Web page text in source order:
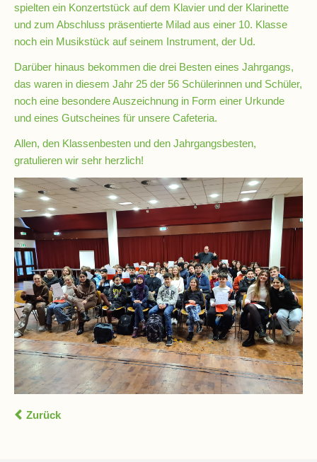
Schülervertretung
(SV)
Förderverein
Schulchronik
Konzepte
Lehrer-
Raum-
Prinzip
Berufswahlvorbereitung
Hausaufgabenbetreuung
Digitalisierung
spielten ein Konzertstück auf dem Klavier und der Klarinette
und zum Abschluss präsentierte Milad aus einer 10. Klasse
noch ein Musikstück auf seinem Instrument, der Ud.
Darüber hinaus bekommen die drei Besten eines Jahrgangs,
das waren in diesem Jahr 25 der 56 Schülerinnen und Schüler,
noch eine besondere Auszeichnung in Form einer Urkunde
und eines Gutscheines für unsere Cafeteria.
Allen, den Klassenbesten und den Jahrgangsbesten,
gratulieren wir sehr herzlich!
Zurück